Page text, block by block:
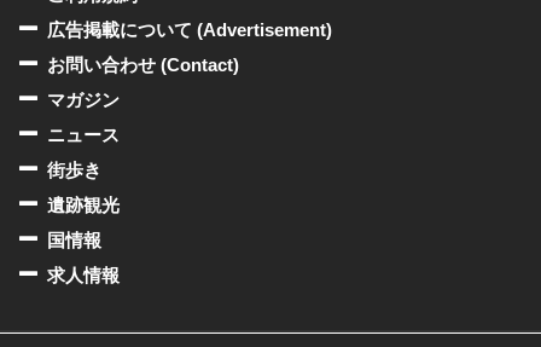
広告掲載について (Advertisement)
お問い合わせ (Contact)
マガジン
ニュース
街歩き
遺跡観光
国情報
求人情報